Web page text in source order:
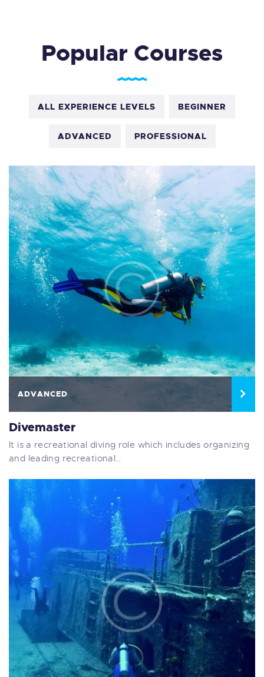
PEDIDOS
Popular Courses
ALL EXPERIENCE LEVELS BEGINNER
ADVANCED PROFESSIONAL
ADVANCED
Divemaster
It is a recreational diving role which includes organizing
and leading recreational…